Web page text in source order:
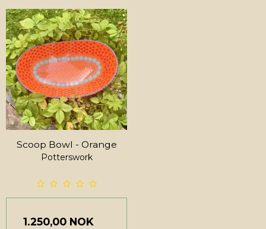
Scoop Bowl - Orange
Potterswork
1.250,00 NOK